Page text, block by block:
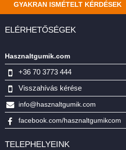
GYAKRAN ISMÉTELT KÉRDÉSEK
ELÉRHETŐSÉGEK
Hasznaltgumik.com
+36 70 3773 444
Visszahívás kérése
info@hasznaltgumik.com
facebook.com/hasznaltgumikcom
TELEPHELYEINK